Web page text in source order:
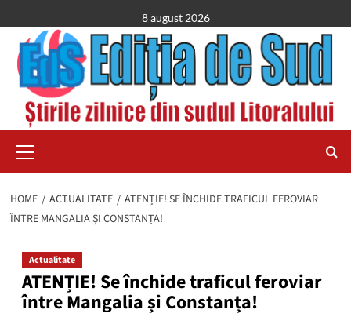
to
content
8 august 2026
Menu
HOME ACTUALITATE
ATENȚIE! SE ÎNCHIDE TRAFICUL FEROVIAR
ÎNTRE MANGALIA ȘI CONSTANȚA!
Actualitate
ATENȚIE! Se închide traficul feroviar
între Mangalia și Constanța!